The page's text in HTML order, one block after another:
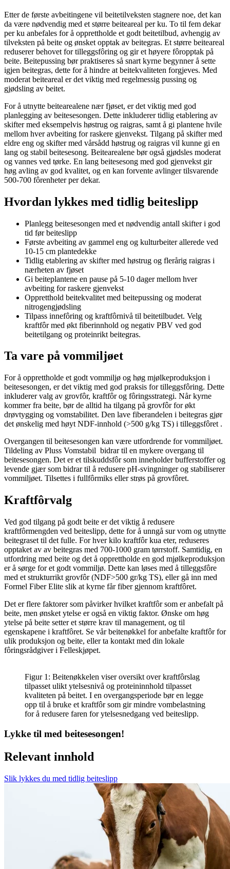
Etter de første avbeitingene vil beitetilveksten stagnere noe, det kan
da være nødvendig med et større beiteareal per ku. To til fem dekar
per ku anbefales for å opprettholde et godt beitetilbud, avhengig av
tilveksten på beite og ønsket opptak av beitegras. Et større beiteareal
reduserer behovet for tilleggsfôring og gir et høyere fôropptak på
beite. Beitepussing bør praktiseres så snart kyrne begynner å sette
igjen beitegras, dette for å hindre at beitekvaliteten forgjeves. Med
moderat beiteareal er det viktig med regelmessig pussing og
gjødsling av beitet.
For å utnytte beitearealene nær fjøset, er det viktig med god
planlegging av beitesesongen. Dette inkluderer tidlig etablering av
skifter med eksempelvis høstrug og raigras, samt å gi plantene hvile
mellom hver avbeiting for raskere gjenvekst. Tilgang på skifter med
eldre eng og skifter med vårsådd høstrug og raigras vil kunne gi en
lang og stabil beitesesong. Beitearealene bør også gjødsles moderat
og vannes ved tørke. En lang beitesesong med god gjenvekst gir
høg avling av god kvalitet, og en kan forvente avlinger tilsvarende
500-700 fôrenheter per dekar.
Hvordan lykkes med tidlig beiteslipp
Planlegg beitesesongen med et nødvendig antall skifter i god
tid før beiteslipp
Første avbeiting av gammel eng og kulturbeiter allerede ved
10-15 cm plantedekke
Tidlig etablering av skifter med høstrug og flerårig raigras i
nærheten av fjøset
Gi beiteplantene en pause på 5-10 dager mellom hver
avbeiting for raskere gjenvekst
Oppretthold beitekvalitet med beitepussing og moderat
nitrogengjødsling
Tilpass innefôring og kraftfôrnivå til beitetilbudet. Velg
kraftfôr med økt fiberinnhold og negativ PBV ved god
beitetilgang og proteinrikt beitegras.
Ta vare på vommiljøet
For å opprettholde et godt vommiljø og høg mjølkeproduksjon i
beitesesongen, er det viktig med god praksis for tilleggsfôring. Dette
inkluderer valg av grovfôr, kraftfôr og fôringsstrategi. Når kyrne
kommer fra beite, bør de alltid ha tilgang på grovfôr for økt
drøvtygging og vomstabilitet. Den lave fiberandelen i beitegras gjør
det ønskelig med høyt NDF-innhold (>500 g/kg TS) i tilleggsfôret .
Overgangen til beitesesongen kan være utfordrende for vommiljøet.
Tildeling av Pluss Vomstabil bidrar til en mykere overgang til
beitesesongen. Det er et tilskuddsfôr som inneholder bufferstoffer og
levende gjær som bidrar til å redusere pH-svingninger og stabiliserer
vommiljøet. Tilsettes i fullfôrmiks eller strøs på grovfôret.
Kraftfôrvalg
Ved god tilgang på godt beite er det viktig å redusere
kraftfôrmengden ved beiteslipp, dette for å unngå sur vom og utnytte
beitegraset til det fulle. For hver kilo kraftfôr kua eter, reduseres
opptaket av av beitegras med 700-1000 gram tørrstoff. Samtidig, en
utfordring med beite og det å opprettholde en god mjølkeproduksjon
er å sørge for et godt vommiljø. Dette kan løses med å tilleggsfôre
med et strukturrikt grovfôr (NDF>500 gr/kg TS), eller gå inn med
Formel Fiber Elite slik at kyrne får fiber gjennom kraftfôret.
Det er flere faktorer som påvirker hvilket kraftfôr som er anbefalt på
beite, men ønsket ytelse er også en viktig faktor. Ønske om høg
ytelse på beite setter et større krav til management, og til
egenskapene i kraftfôret. Se vår beitenøkkel for anbefalte kraftfôr for
ulik produksjon og beite, eller ta kontakt med din lokale
fôringsrådgiver i Felleskjøpet.
Figur 1: Beitenøkkelen viser oversikt over kraftfôrslag
tilpasset ulikt ytelsesnivå og proteininnhold tilpasset
kvaliteten på beitet. I en overgangsperiode bør en legge
opp til å bruke et kraftfôr som gir mindre vombelastning
for å redusere faren for ytelsesnedgang ved beiteslipp.
Lykke til med beitesesongen!
Relevant innhold
Slik lykkes du med tidlig beiteslipp